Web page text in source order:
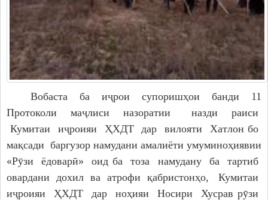
Вобаста ба иҷрои супоришҳои банди 11
Протоколи маҷлиси назоратии назди раиси
Кумитаи иҷроияи ҲХДТ дар вилояти Хатлон бо
мақсади баргузор намудани амалиёти умуминоҳиявии
«Рӯзи ёдоварӣ» оид ба тоза намудану ба тартиб
овардани дохил ва атрофи қабристонҳо, Кумитаи
иҷроияи ҲХДТ дар ноҳияи Носири Хусрав рӯзи